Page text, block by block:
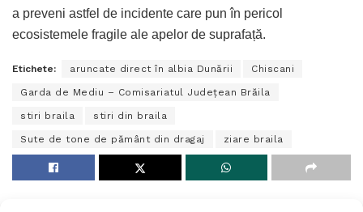
a preveni astfel de incidente care pun în pericol
ecosistemele fragile ale apelor de suprafață.
Etichete: aruncate direct în albia Dunării Chiscani
Garda de Mediu – Comisariatul Județean Brăila
stiri braila stiri din braila
Sute de tone de pământ din dragaj ziare braila